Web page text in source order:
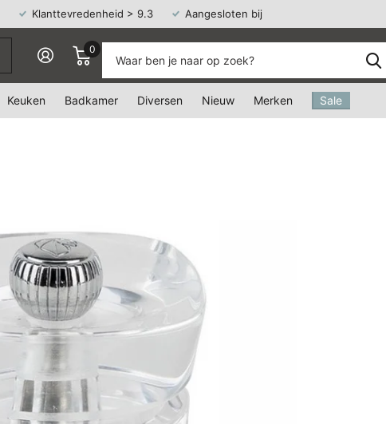
Klanttevredenheid > 9.3 Aangesloten bij
Webshop Keurmerk
0
Keuken Badkamer Diversen Nieuw Merken Sale